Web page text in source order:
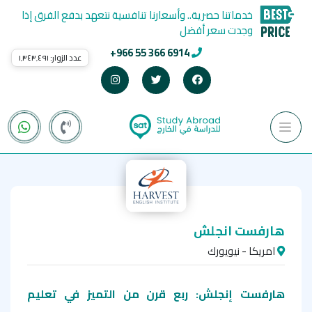
+966 55 366 6914
خدماتنا حصرية.. وأسعارنا تنافسية نتعهد بدفع الفرق إذا
وجدت سعر أفضل
عدد الزوار: ١٬٣٤٣٬٤٩١
هارفست انجلش
امريكا - نيويورك
هارفست إنجلش: ربع قرن من التميز في تعليم